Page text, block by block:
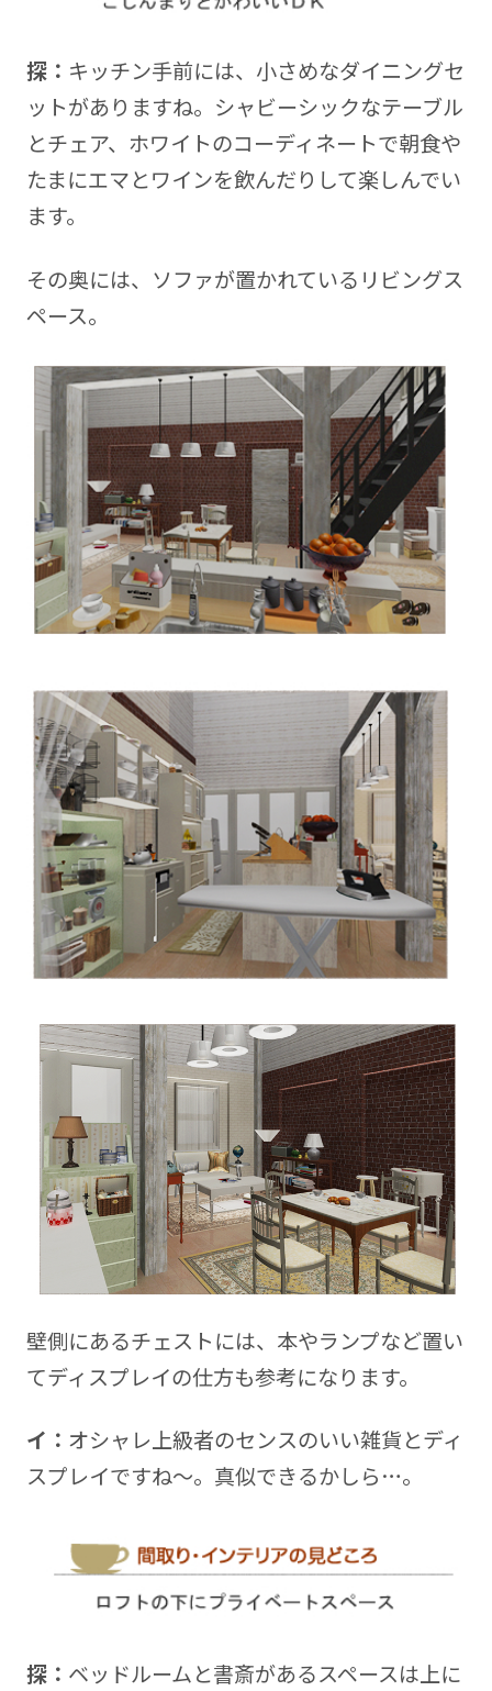
探： キッチン手前には、小さめなダイニングセ
ットがありますね。シャビーシックなテーブル
とチェア、ホワイトのコーディネートで朝食や
たまにエマとワインを飲んだりして楽しんでい
ます。
その奥には、ソファが置かれているリビングス
ペース。
壁側にあるチェストには、本やランプなど置い
てディスプレイの仕方も参考になります。
イ： オシャレ上級者のセンスのいい雑貨とディ
スプレイですね～。真似できるかしら…。
探： ベッドルームと書斎があるスペースは上に